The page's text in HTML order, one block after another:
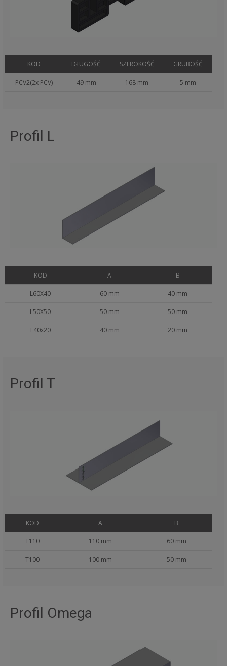
KOD DŁUGOŚĆ SZEROKOŚĆ GRUBOŚĆ
PCV2(2x PCV) 49 mm 168 mm 5 mm
Profil L
KOD A B
L60X40 60 mm 40 mm
L50X50 50 mm 50 mm
L40x20 40 mm 20 mm
Profil T
KOD A B
T110 110 mm 60 mm
T100 100 mm 50 mm
Profil Omega